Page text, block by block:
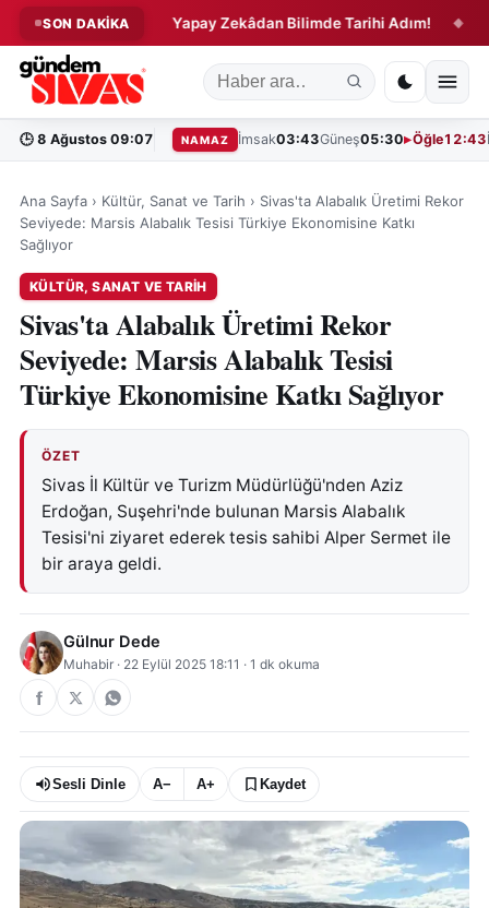
SON DAKİKA
Başlıyor! ◆ Yapay Zekâdan Bilimde Tarihi Adım! ◆ Ev ve
🕒 8 Ağustos 09:07 NAMAZ İmsak03:43Güneş05:30 Öğle12:43
Ana Sayfa › Kültür, Sanat ve Tarih › Sivas'ta Alabalık Üretimi Rekor
Seviyede: Marsis Alabalık Tesisi Türkiye Ekonomisine Katkı
Sağlıyor
KÜLTÜR, SANAT VE TARIH
Sivas'ta Alabalık Üretimi Rekor
Seviyede: Marsis Alabalık Tesisi
Türkiye Ekonomisine Katkı Sağlıyor
ÖZET
Sivas İl Kültür ve Turizm Müdürlüğü'nden Aziz
Erdoğan, Suşehri'nde bulunan Marsis Alabalık
Tesisi'ni ziyaret ederek tesis sahibi Alper Sermet ile
bir araya geldi.
Gülnur Dede
Muhabir · 22 Eylül 2025 18:11 · 1 dk okuma
Sesli Dinle A− A+ Kaydet